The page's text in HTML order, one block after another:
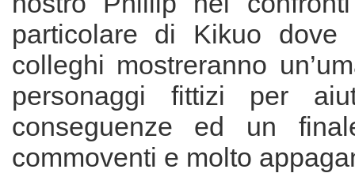
particolare di Kikuo
colleghi mostreranno
personaggi fittizi per
conseguenze ed un
commoventi e molto